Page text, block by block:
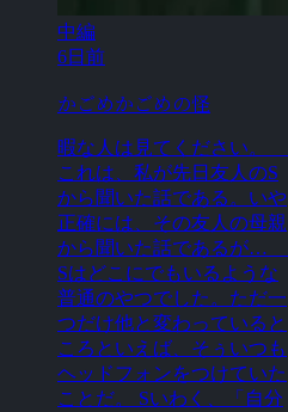
中編
6日前
かごめかごめの怪
暇な人は見てください。
これは、私が先日友人のS
から聞いた話である。いや
正確には、その友人の母親
から聞いた話であるが…
Sはどこにでもいるような
普通のやつでした。ただ一
つだけ他と変わっていると
ころといえば、そぅいつも
ヘッドフォンをつけていた
ことだ。 Sいわく、「自分